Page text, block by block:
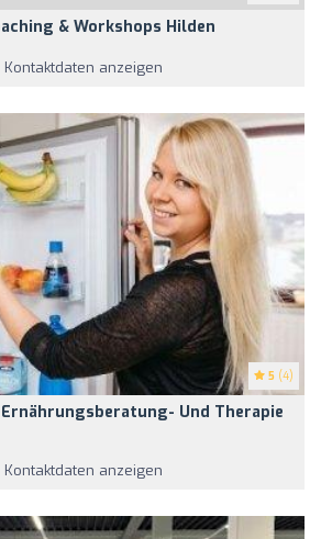
& Workshops Hilden
anzeigen
5 (4)
Ernährungsberatung- Und Therapie
anzeigen